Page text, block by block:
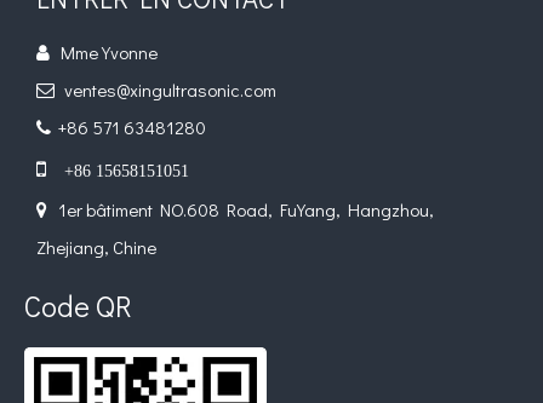
 Mme Yvonne
 ventes@xingultrasonic.com
 +86 571 63481280
 +86 15658151051

1er bâtiment NO.608 Road, FuYang, Hangzhou,
Zhejiang, Chine
Code QR